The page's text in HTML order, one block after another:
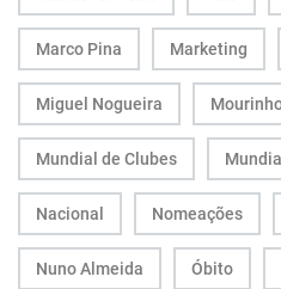
Marco Pina Marketing
Miguel Nogueira
Mundial de Clubes
Nacional Nomeações
Nuno Almeida Óbito